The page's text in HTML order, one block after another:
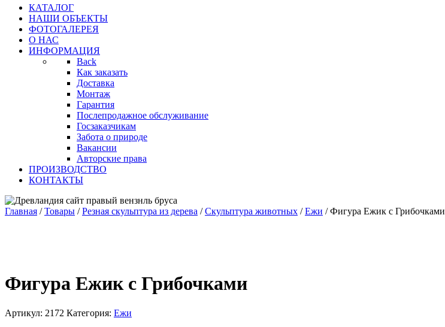
КАТАЛОГ
НАШИ ОБЪЕКТЫ
ФОТОГАЛЕРЕЯ
О НАС
ИНФОРМАЦИЯ
Back
Как заказать
Доставка
Монтаж
Гарантия
Послепродажное обслуживание
Госзаказчикам
Забота о природе
Вакансии
Авторские права
ПРОИЗВОДСТВО
КОНТАКТЫ
Главная /Товары /Резная скульптура из дерева /Скульптура животных /Ежи /Фигура Ежик с Грибочками
Фигура Ежик с Грибочками
Артикул: 2172 Категория: Ежи